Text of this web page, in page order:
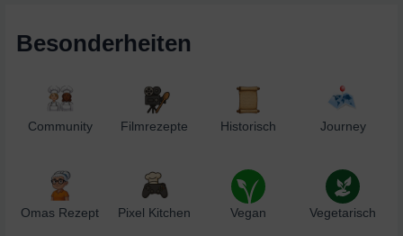
Besonderheiten
Community Filmrezepte Historisch Journey
Omas Rezept Pixel Kitchen Vegan Vegetarisch